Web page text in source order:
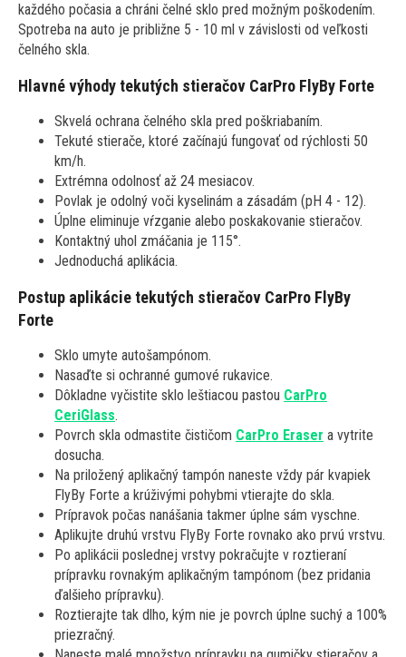
každého počasia a chráni čelné sklo pred možným poškodením.
Spotreba na auto je približne 5 - 10 ml v závislosti od veľkosti
čelného skla.
Hlavné výhody tekutých stieračov CarPro FlyBy Forte
Skvelá ochrana čelného skla pred poškriabaním.
Tekuté stierače, ktoré začínajú fungovať od rýchlosti 50
km/h.
Extrémna odolnosť až 24 mesiacov.
Povlak je odolný voči kyselinám a zásadám (pH 4 - 12).
Úplne eliminuje vŕzganie alebo poskakovanie stieračov.
Kontaktný uhol zmáčania je 115°.
Jednoduchá aplikácia.
Postup aplikácie tekutých stieračov CarPro FlyBy
Forte
Sklo umyte autošampónom.
Nasaďte si ochranné gumové rukavice.
Dôkladne vyčistite sklo leštiacou pastou CarPro
CeriGlass.
Povrch skla odmastite čističom CarPro Eraser a vytrite
dosucha.
Na priložený aplikačný tampón naneste vždy pár kvapiek
FlyBy Forte a krúživými pohybmi vtierajte do skla.
Prípravok počas nanášania takmer úplne sám vyschne.
Aplikujte druhú vrstvu FlyBy Forte rovnako ako prvú vrstvu.
Po aplikácii poslednej vrstvy pokračujte v roztieraní
prípravku rovnakým aplikačným tampónom (bez pridania
ďalšieho prípravku).
Roztierajte tak dlho, kým nie je povrch úplne suchý a 100%
priezračný.